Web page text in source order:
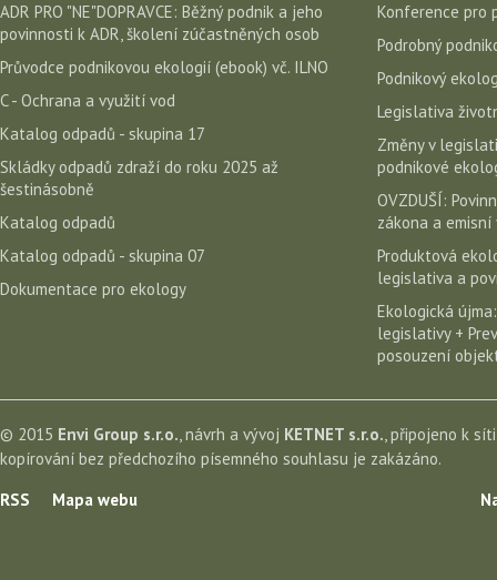
ADR PRO "NE"DOPRAVCE: Běžný podnik a jeho
povinnosti k ADR, školení zúčastněných osob
Průvodce podnikovou ekologií (ebook) vč. ILNO
C - Ochrana a využití vod
Katalog odpadů - skupina 17
Skládky odpadů zdraží do roku 2025 až
šestinásobně
Katalog odpadů
Katalog odpadů - skupina 07
Dokumentace pro ekology
Konference pro
Podrobný
Podnikový
Legislativa
Změny v
podnikové
OVZDUŠÍ:
zákona a emisní
Produktová
legislativa a
Ekologická
legislativy +
posouzení
© 2015 Envi Group s.r.o., návrh a vývoj KETNET s.r.o., připojeno k
kopírování bez předchozího písemného souhlasu je zakázáno.
RSS
Mapa webu